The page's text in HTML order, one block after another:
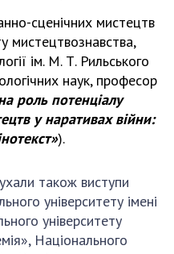
сценічних мистецтв
мистецтвознавства,
ім. М. Т. Рильського
наук, професор
роль потенціалу
у наративах війни:
).
також виступи
університету імені
університету
Національного